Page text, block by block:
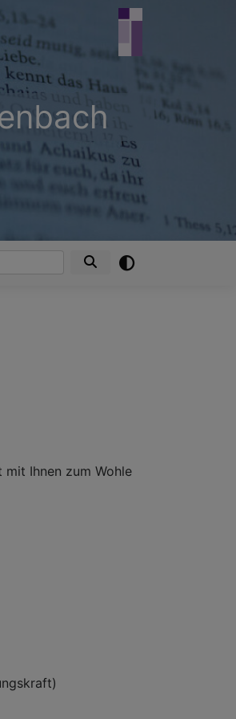
Ihnen zum Wohle